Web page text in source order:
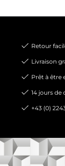
Retour
Livraison
Prêt à être
14 jours
+43 (0)